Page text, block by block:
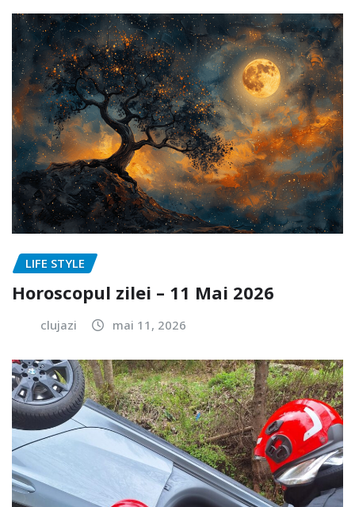
LIFE STYLE
Horoscopul zilei – 11 Mai 2026
clujazi mai 11, 2026